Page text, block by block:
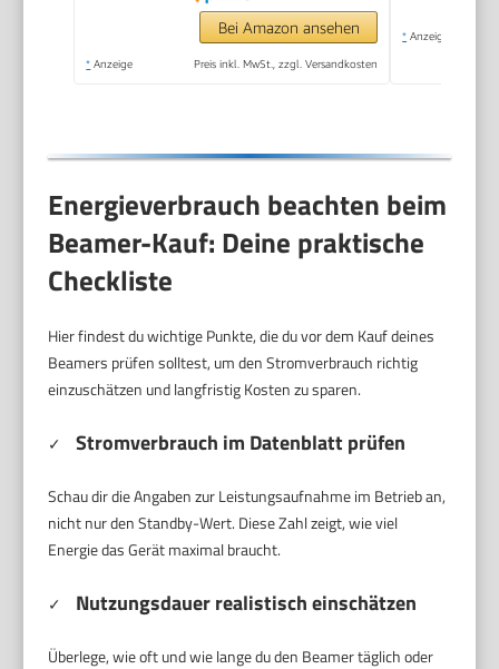
Bei Amazon ansehen
* Anzeige Preis inkl. MwSt., zzgl. Versandkosten
* Anzeige
Energieverbrauch beachten beim
Beamer-Kauf: Deine praktische
Checkliste
Hier findest du wichtige Punkte, die du vor dem Kauf deines
Beamers prüfen solltest, um den Stromverbrauch richtig
einzuschätzen und langfristig Kosten zu sparen.
✓ Stromverbrauch im Datenblatt prüfen
Schau dir die Angaben zur Leistungsaufnahme im Betrieb an,
nicht nur den Standby-Wert. Diese Zahl zeigt, wie viel
Energie das Gerät maximal braucht.
✓ Nutzungsdauer realistisch einschätzen
Überlege, wie oft und wie lange du den Beamer täglich oder